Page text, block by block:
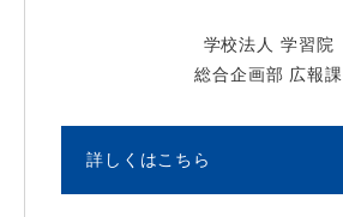
学校法人 学習院
総合企画部 広報課
詳しくはこちら